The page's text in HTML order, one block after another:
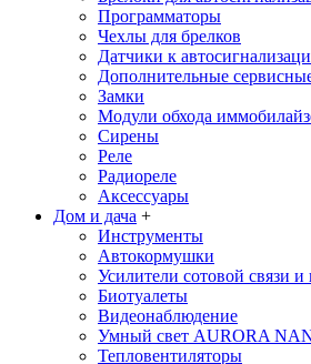
Программаторы
Чехлы для брелков
Датчики к
Дополнительные
Замки
Модули обхода
Сирены
Реле
Радиореле
Аксессуары
Дом и дача +
Инструменты
Автокормушки
Усилители сотовой связи и
Биотуалеты
Видеонаблюдение
Умный свет AURORA
Тепловентиляторы